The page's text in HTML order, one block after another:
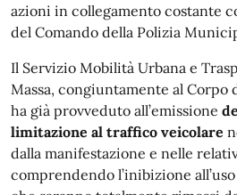
azioni in collegamento costante
del Comando della Polizia
Il Servizio Mobilità Urbana e
Massa, congiuntamente al Corpo
ha già provveduto all’emissione
limitazione al traffico veicolare
dalla manifestazione e nelle
comprendendo l’inibizione